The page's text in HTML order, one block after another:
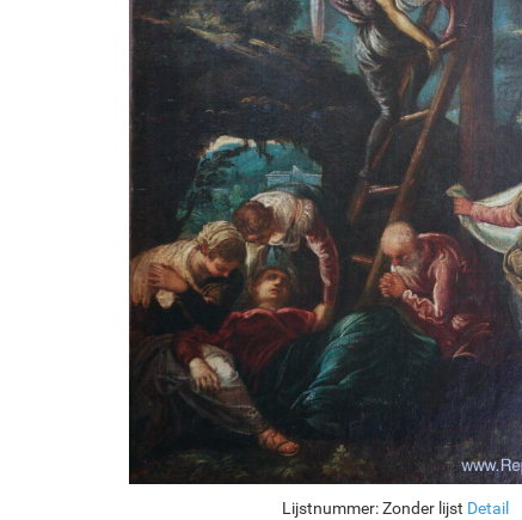
Lijstnummer: Zonder lijst Detail